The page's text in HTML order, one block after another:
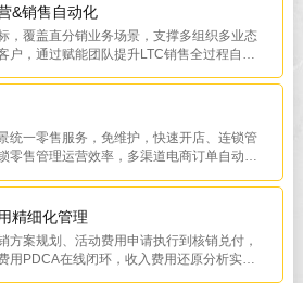
&销售自动化
，覆盖直分销业务场景，支撑多组织多业态
户，通过赋能团队提升LTC销售全过程自动
统一零售服务，免维护，快速开店、连锁管
零售管理运营效率，多渠道电商订单自动化
精细化管理
方案规划、活动费用申请执行到核销兑付，
用PDCA在线闭环，收入费用还原分析实现